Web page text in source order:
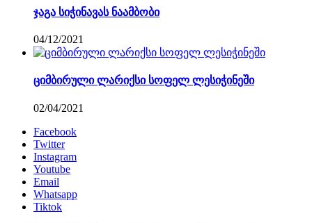
ჯაგა სიჭინავას ნაამბობი
04/12/2021
ციმბირული ლარიქსი სოფელ ლესიჭინეში
02/04/2021
Facebook
Twitter
Instagram
Youtube
Email
Whatsapp
Tiktok